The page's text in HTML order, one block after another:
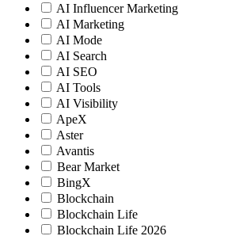
AI Influencer Marketing
AI Marketing
AI Mode
AI Search
AI SEO
AI Tools
AI Visibility
ApeX
Aster
Avantis
Bear Market
BingX
Blockchain
Blockchain Life
Blockchain Life 2026